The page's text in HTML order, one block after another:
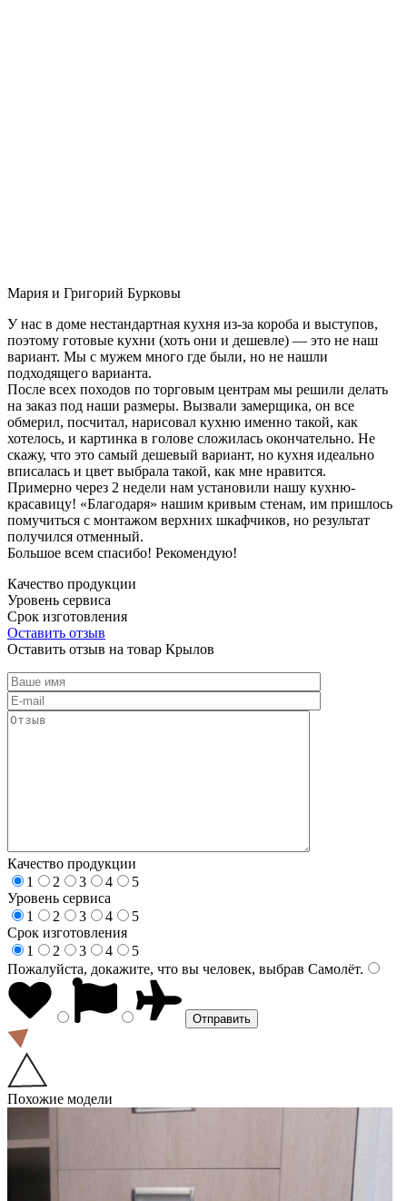
Мария и Григорий Бурковы
У нас в доме нестандартная кухня из-за короба и выступов,
поэтому готовые кухни (хоть они и дешевле) — это не наш
вариант. Мы с мужем много где были, но не нашли
подходящего варианта.
После всех походов по торговым центрам мы решили делать
на заказ под наши размеры. Вызвали замерщика, он все
обмерил, посчитал, нарисовал кухню именно такой, как
хотелось, и картинка в голове сложилась окончательно. Не
скажу, что это самый дешевый вариант, но кухня идеально
вписалась и цвет выбрала такой, как мне нравится.
Примерно через 2 недели нам установили нашу кухню-
красавицу! «Благодаря» нашим кривым стенам, им пришлось
помучиться с монтажом верхних шкафчиков, но результат
получился отменный.
Большое всем спасибо! Рекомендую!
Качество продукции
Уровень сервиса
Срок изготовления
Оставить отзыв
Оставить отзыв на товар Крылов
Качество продукции
1
2 3 4
5
Уровень сервиса
1
2 3 4
5
Срок изготовления
1
2 3 4
5
Пожалуйста, докажите, что вы человек, выбрав Самолёт.
Похожие модели